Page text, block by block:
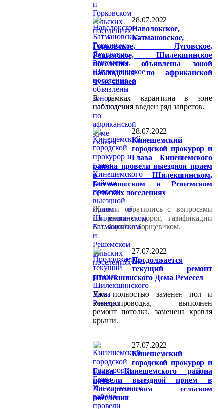
28.07.2022
Наволокское,
Батмановское,
Горковское, Луговское,
Решемское, Шилекшинское
поселения объявлены зоной
наблюдения по африканской
чуме свиней
В рамках карантина в зоне
наблюдения введен ряд запретов.
28.07.2022
Кинешемский
городской прокурор и
Глава Кинешемского
района провели выездной прием
в Шилекшинском,
Батмановском и Решемском
сельских поселениях
Жители обратились с вопросами
по ремонту дорог, газификации
сел, борьбе с борщевиком.
27.07.2022
Продолжается
текущий ремонт
Шилекшинского Дома Ремесел
Уже полностью заменен пол и
электропроводка, выполнен
ремонт потолка, заменена кровля
крыши.
27.07.2022
Кинешемский
городской прокурор и
Глава Кинешемского района
провели выездной прием в
Ласкарихинском сельском
поселении